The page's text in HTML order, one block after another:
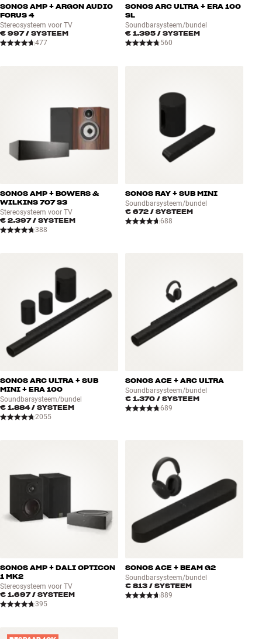
SONOS AMP + ARGON AUDIO
FORUS 4
Stereosysteem voor TV
€ 997/ SYSTEEM
477
SONOS ARC ULTRA + ERA 100
SL
Soundbarsysteem/bundel
€ 1.395 / SYSTEEM
560
SONOS AMP + BOWERS &
WILKINS 707 S3
Stereosysteem voor TV
€ 2.397/ SYSTEEM
388
SONOS RAY + SUB MINI
Soundbarsysteem/bundel
€ 672 / SYSTEEM
688
SONOS ARC ULTRA + SUB
MINI + ERA 100
Soundbarsysteem/bundel
€ 1.884/ SYSTEEM
2055
SONOS ACE + ARC ULTRA
Soundbarsysteem/bundel
€ 1.370 / SYSTEEM
689
SONOS AMP + DALI OPTICON
1 MK2
Stereosysteem voor TV
€ 1.697/ SYSTEEM
395
SONOS ACE + BEAM G2
Soundbarsysteem/bundel
€ 813 / SYSTEEM
889